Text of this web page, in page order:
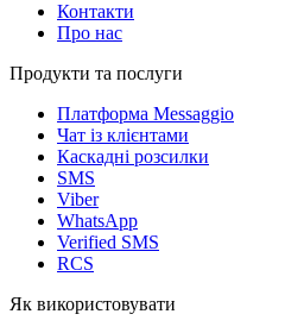
Контакти
Про нас
Продукти та послуги
Платформа Messaggio
Чат із клієнтами
Каскадні розсилки
SMS
Viber
WhatsApp
Verified SMS
RCS
Як використовувати